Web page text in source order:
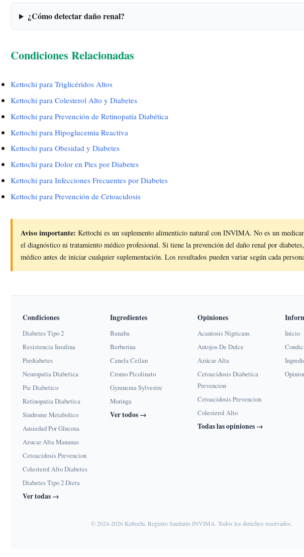
¿Cómo detectar daño renal?
Condiciones Relacionadas
Kettochi para Triglicéridos Altos
Kettochi para Colesterol Alto y Diabetes
Kettochi para Prevención de Retinopatía Diabética
Kettochi para Hipoglucemia Reactiva
Kettochi para Obesidad y Diabetes
Kettochi para Dolor en Pies por Diabetes
Kettochi para Infecciones Frecuentes por Diabetes
Kettochi para Prevención de Cetoacidosis
Aviso importante: Kettochi es un suplemento alimenticio natural con INVIMA. No es un
el diagnóstico ni tratamiento médico profesional. Si tiene la prevención del daño renal por
médico antes de iniciar cualquier suplementación. Los resultados pueden variar según cada
Condiciones
Diabetes Tipo 2
Resistencia Insulina
Prediabetes
Neuropatia Diabetica
Pie Diabetico
Retinopatia Diabetica
Sindrome Metabolico
Ansiedad Por Glucosa
Azucar Alta Mananas
Cetoacidosis Prevencion
Colesterol Alto Diabetes
Diabetes Tipo 2 Dieta
Ver todas →
Ingredientes
Banaba
Berberina
Canela Ceilan
Cromo Picolinato
Gymnema Sylvestre
Moringa
Ver todos →
Opiniones
Acantosis Nigricans
Antojos De Dulce
Azúcar Alta
Cetoacidosis Diabetica
Prevencion
Cetoacidosis Prevencion
Colesterol Alto
Todas las opiniones →
Inicio
© 2024-2026 Kettochi. Registro Sanitario INVIMA. Todos los derechos reservados.